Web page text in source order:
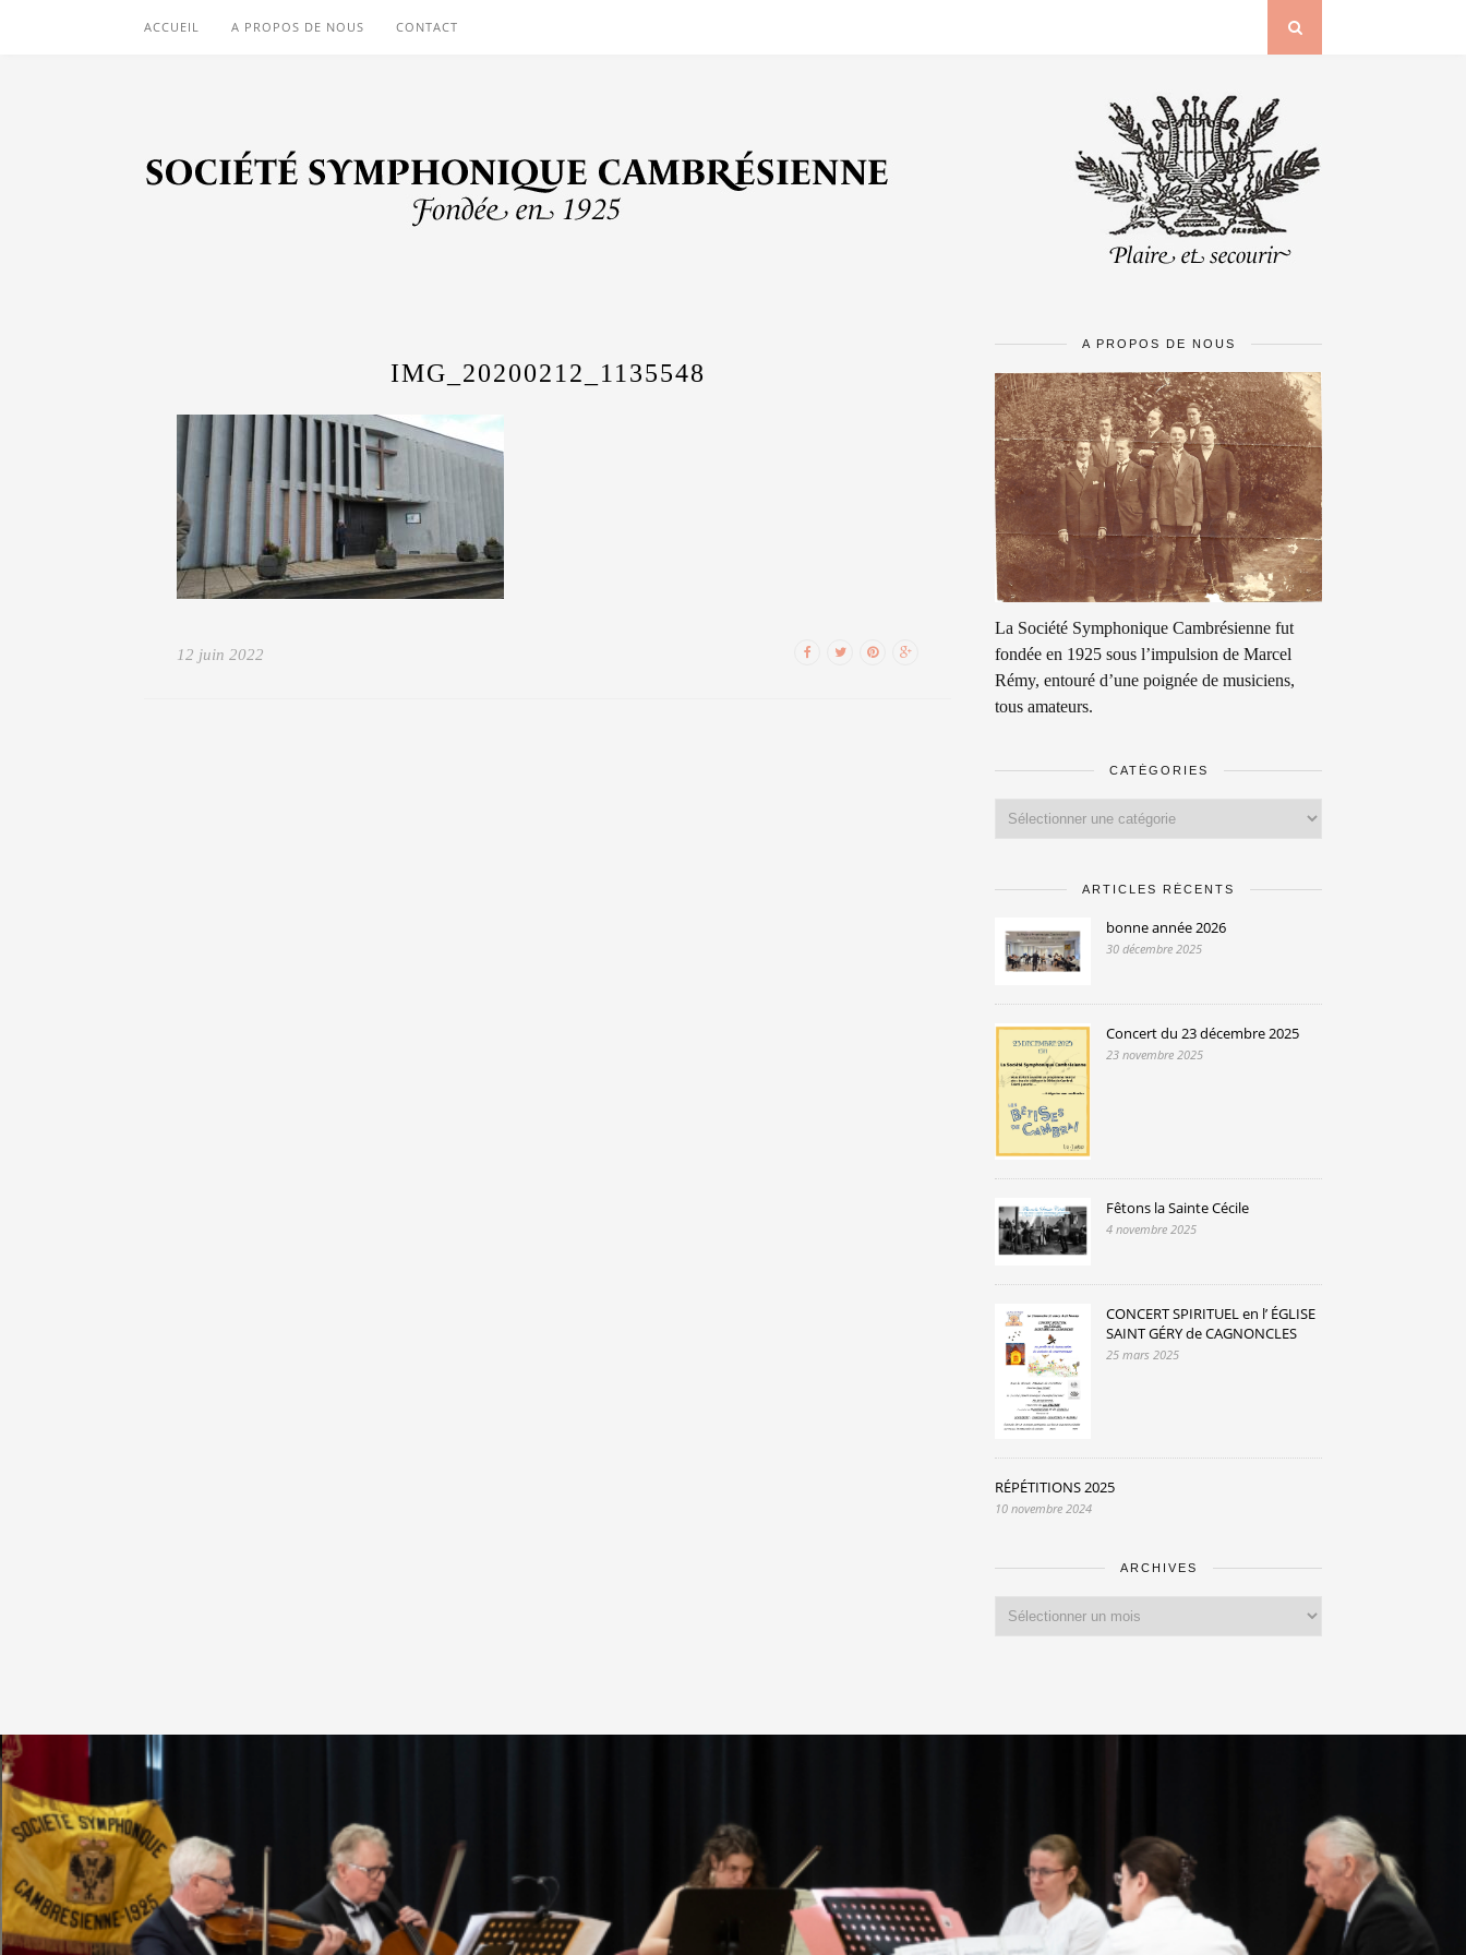
ACCUEIL A PROPOS DE NOUS CONTACT
IMG_20200212_1135548
12 juin 2022
A PROPOS DE NOUS
La Société Symphonique Cambrésienne fut
fondée en 1925 sous l’impulsion de Marcel
Rémy, entouré d’une poignée de musiciens,
tous amateurs.
CATÉGORIES
ARTICLES RÉCENTS
bonne année 2026
30 décembre 2025
Concert du 23 décembre 2025
23 novembre 2025
Fêtons la Sainte Cécile
4 novembre 2025
CONCERT SPIRITUEL en l’ ÉGLISE
SAINT GÉRY de CAGNONCLES
25 mars 2025
RÉPÉTITIONS 2025
10 novembre 2024
ARCHIVES